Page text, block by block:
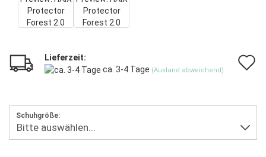
Lieferzeit:
ca. 3-4 Tage (Ausland abweichend)
Schuhgröße: